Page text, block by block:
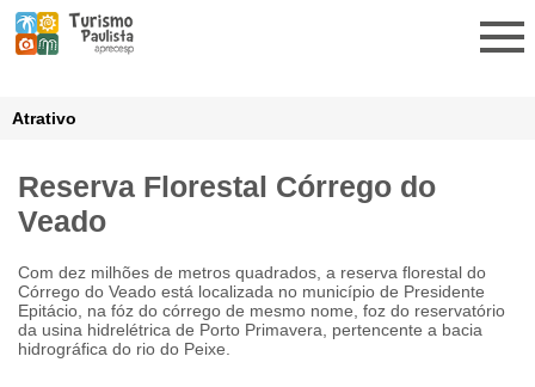
Atrativo
Reserva Florestal Córrego do
Veado
Com dez milhões de metros quadrados, a reserva florestal do
Córrego do Veado está localizada no município de Presidente
Epitácio, na fóz do córrego de mesmo nome, foz do reservatório
da usina hidrelétrica de Porto Primavera, pertencente a bacia
hidrográfica do rio do Peixe.